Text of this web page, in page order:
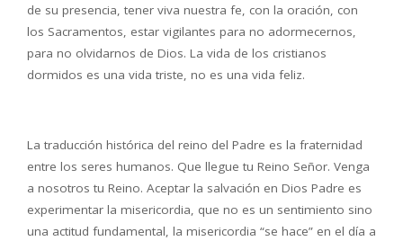
de su presencia, tener viva nuestra fe, con la oración, con
los Sacramentos, estar vigilantes para no adormecernos,
para no olvidarnos de Dios. La vida de los cristianos
dormidos es una vida triste, no es una vida feliz.
La traducción histórica del reino del Padre es la fraternidad
entre los seres humanos. Que llegue tu Reino Señor. Venga
a nosotros tu Reino. Aceptar la salvación en Dios Padre es
experimentar la misericordia, que no es un sentimiento sino
una actitud fundamental, la misericordia “se hace” en el día a